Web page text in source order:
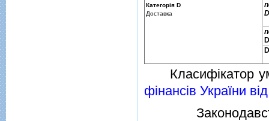
Категорiя D
Доставка
Класифiкатор
фiнансiв України
Законодавство